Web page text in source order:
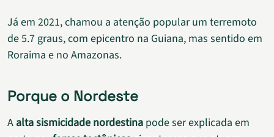
Já em 2021, chamou a atenção popular um terremoto
de 5.7 graus, com epicentro na Guiana, mas sentido em
Roraima e no Amazonas.
Porque o Nordeste
A alta sismicidade nordestina pode ser explicada em